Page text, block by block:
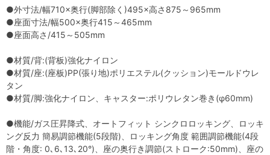
●外寸法/幅710×奥行(脚部除く)495×高さ875～965mm
●座面寸法/幅500×奥行415～465mm
●座面高さ/415～505mm
●材質/背:(背板)強化ナイロン
●材質/座:(座板)PP(張り地)ポリエステル(クッション)モールドウレ
タン
●材質/脚:強化ナイロン、キャスター:ポリウレタン巻き(φ60mm)
●機能/ガス圧昇降式、オートフィット シンクロロッキング、ロッキ
ング反力 簡易調節機能(5段階)、ロッキング角度 範囲調節機能(4段
階・角度: 0､6､13､20°)、座の奥行き調節(ストローク:50mm)、座の